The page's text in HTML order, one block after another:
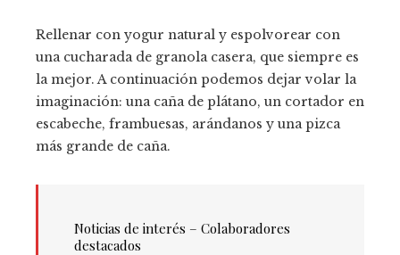
Rellenar con yogur natural y espolvorear con
una cucharada de granola casera, que siempre es
la mejor. A continuación podemos dejar volar la
imaginación: una caña de plátano, un cortador en
escabeche, frambuesas, arándanos y una pizca
más grande de caña.
Noticias de interés – Colaboradores
destacados